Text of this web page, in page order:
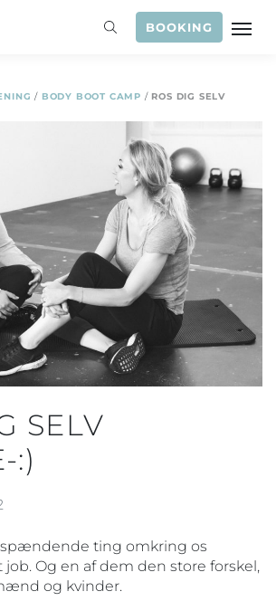
BOOKING
/ BODY BOOT CAMP / ROS DIG SELV
SELV
:)
ting omkring os
Og en af dem den store forskel,
og kvinder.